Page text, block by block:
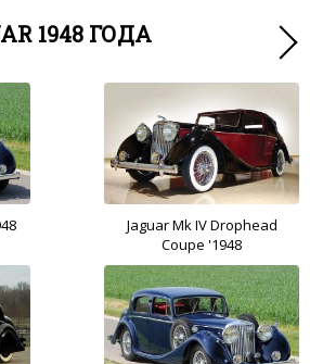
1948 ГОДА
Jaguar Mk IV Drophead
Coupe '1948